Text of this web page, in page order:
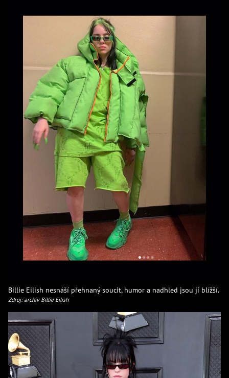
Billie Eilish nesnáší přehnaný soucit, humor a nadhled jsou jí blížší.
Zdroj: archiv Billie Eilish